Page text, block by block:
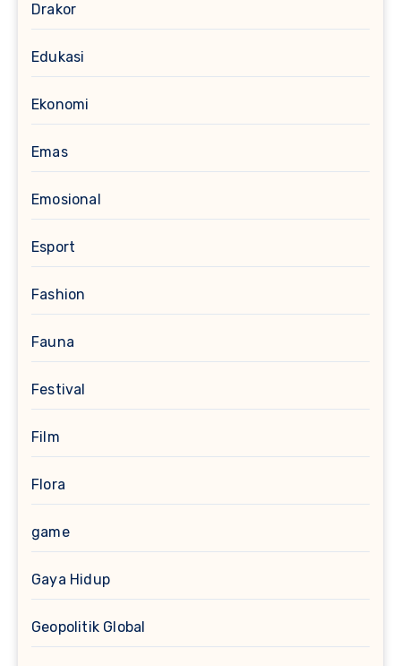
Drakor
Edukasi
Ekonomi
Emas
Emosional
Esport
Fashion
Fauna
Festival
Film
Flora
game
Gaya Hidup
Geopolitik Global